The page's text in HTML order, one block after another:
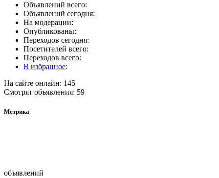
Объявлений всего:
Объявлений сегодня:
На модерации:
Опубликованы:
Переходов сегодня:
Посетителей всего:
Переходов всего:
В избранное:
На сайте онлайн: 145
Смотрят объявления: 59
Метрика
объявлений